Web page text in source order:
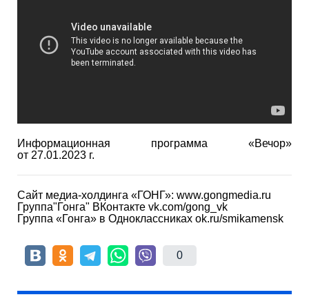
Информационная программа «Вечор»
от 27.01.2023 г.
Сайт медиа-холдинга «ГОНГ»: www.gongmedia.ru
Группа"Гонга" ВКонтакте vk.com/gong_vk
Группа «Гонга» в Одноклассниках ok.ru/smikamensk
0